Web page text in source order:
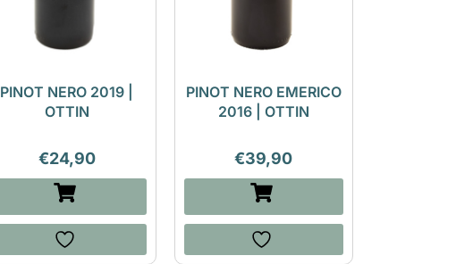
PINOT NERO 2019 |
OTTIN
€24,90
PINOT NERO EMERICO
2016 | OTTIN
€39,90